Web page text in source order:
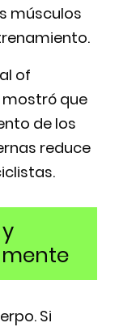
músculos
of
mostró que
de los
reduce
Si